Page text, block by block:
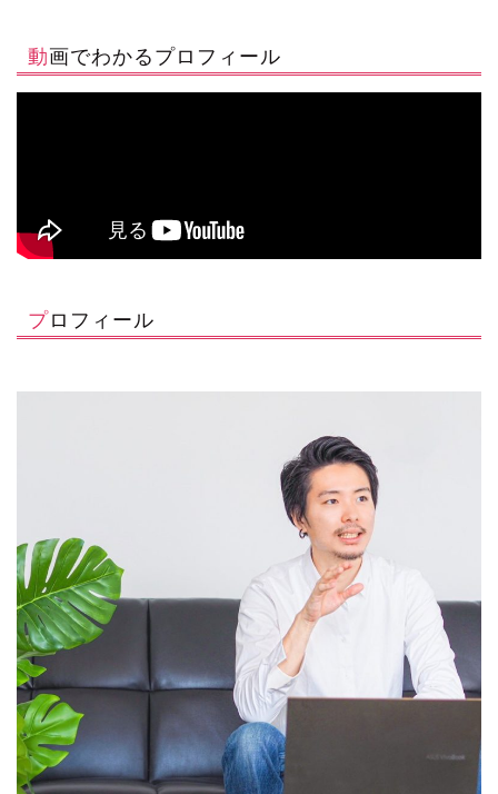
動画でわかるプロフィール
プロフィール